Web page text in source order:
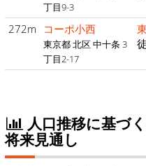
丁目9-3
272m コーポ小西
東京都 北区 中十条 3
丁目2-17
人口推移に基づ
将来見通し